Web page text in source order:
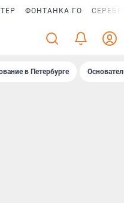
ФОНТАНКА ГО
в Петербурге